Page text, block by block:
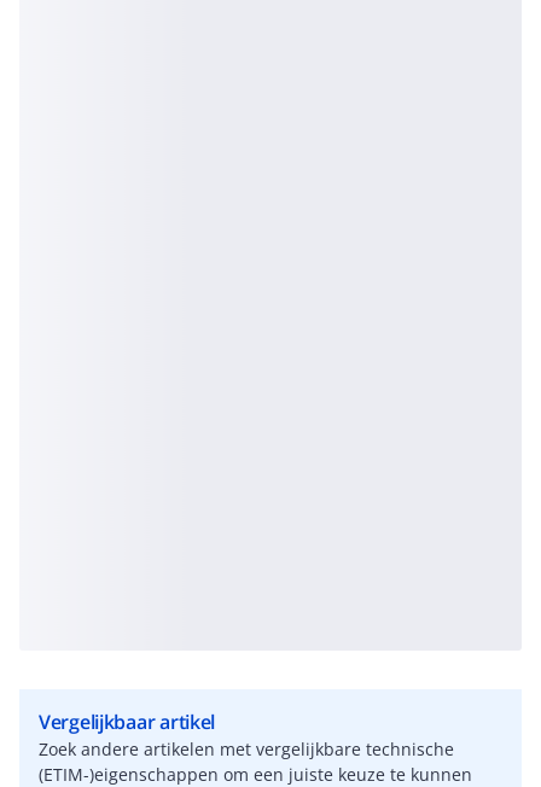
Vergelijkbaar artikel
Zoek andere artikelen met vergelijkbare technische
(ETIM-)eigenschappen om een juiste keuze te kunnen